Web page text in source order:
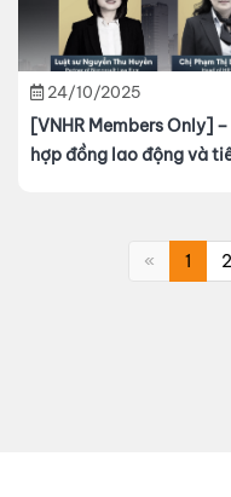
24/10/2025
[VNHR Members Only] – [HR
hợp đồng lao động và
« 1 2